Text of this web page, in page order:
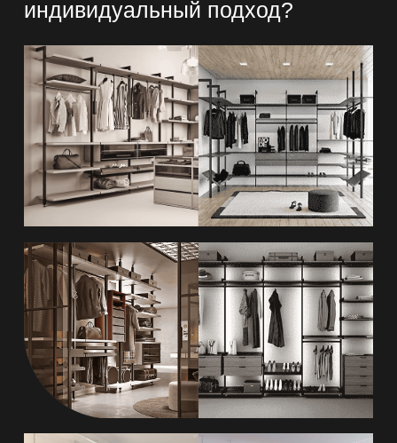
индивидуальный подход?